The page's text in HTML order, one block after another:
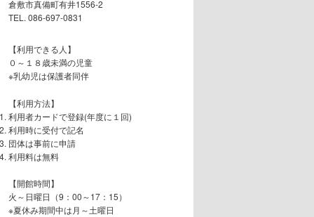
倉敷市真備町有井1556-2
TEL. 086-697-0831
【利用できる人】
０～１８歳未満の児童
※乳幼児は保護者同伴
【利用方法】
利用者カードで登録(年度に１回)
利用時に受付で記名
団体は事前に申請
利用料は無料
【開館時間】
火～日曜日（9：00～17：15）
※夏休み期間中は月～土曜日